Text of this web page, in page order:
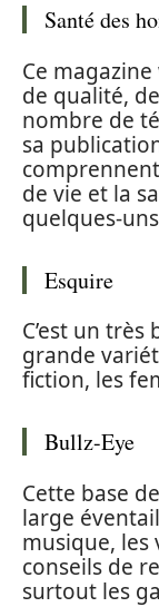
Santé des
Ce
de qualité,
nombre de
sa
de vie et la
quelques-
Esquire
C’est un
grande
fiction, les
Bullz-Eye
Cette base
large
musique,
conseils de
surtout les